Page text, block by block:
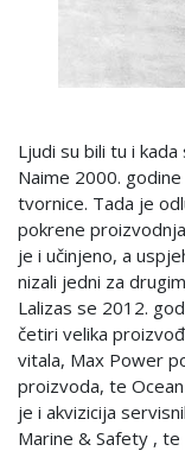
Ljudi su bili tu i
Naime 2000.
tvornice. Tada je
pokrene
je i učinjeno, a
nizali jedni za
Lalizas se 2012.
četiri velika
vitala, Max Power
proizvoda, te
je i akvizicija
Marine & Safety , te